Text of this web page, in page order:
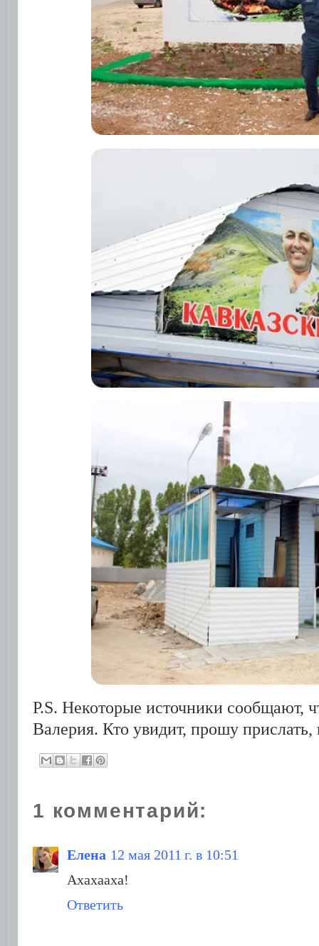
P.S. Некоторые источники сообщают,
Валерия. Кто увидит, прошу
1 комментарий:
Елена 12 мая 2011 г. в 10:51
Ахахааха!
Ответить